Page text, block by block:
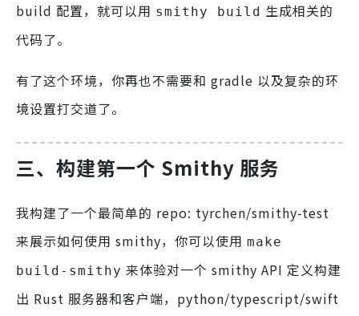
build 配置，就可以用 smithy build 生成相关的
代码了。
有了这个环境，你再也不需要和 gradle 以及复杂的环
境设置打交道了。
三、 构建第一个 Smithy 服务
我构建了一个最简单的 repo: tyrchen/smithy-test
来展示如何使用 smithy，你可以使用 make
build-smithy 来体验对一个 smithy API 定义构建
出 Rust 服务器和客户端，python/typescript/swift